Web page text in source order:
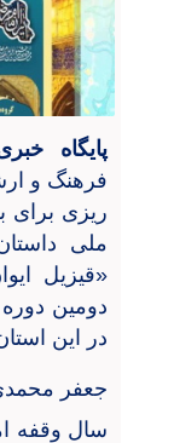
پایگاه
فرهنگ و
ریزی برای
ملی
«قیزیل
دومین
در این
جعفر
سال وقفه